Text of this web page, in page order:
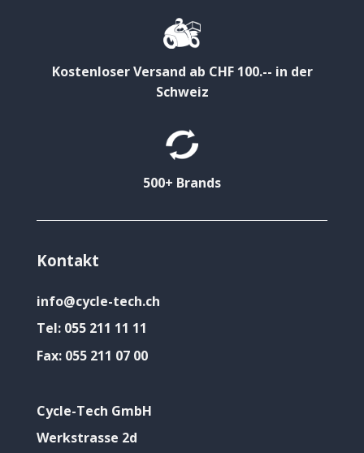
Kostenloser Versand ab CHF 100.-- in der
Schweiz
500+ Brands
Kontakt
info@cycle-tech.ch
Tel: 055 211 11 11
Fax: 055 211 07 00
Cycle-Tech GmbH
Werkstrasse 2d